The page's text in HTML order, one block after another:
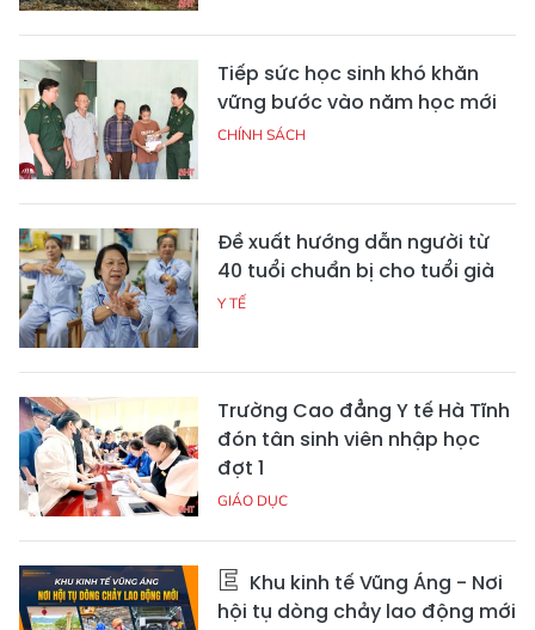
Tiếp sức học sinh khó khăn
vững bước vào năm học mới
CHÍNH SÁCH
Đề xuất hướng dẫn người từ
40 tuổi chuẩn bị cho tuổi già
Y TẾ
Trường Cao đẳng Y tế Hà Tĩnh
đón tân sinh viên nhập học
đợt 1
GIÁO DỤC
Khu kinh tế Vũng Áng - Nơi
hội tụ dòng chảy lao động mới